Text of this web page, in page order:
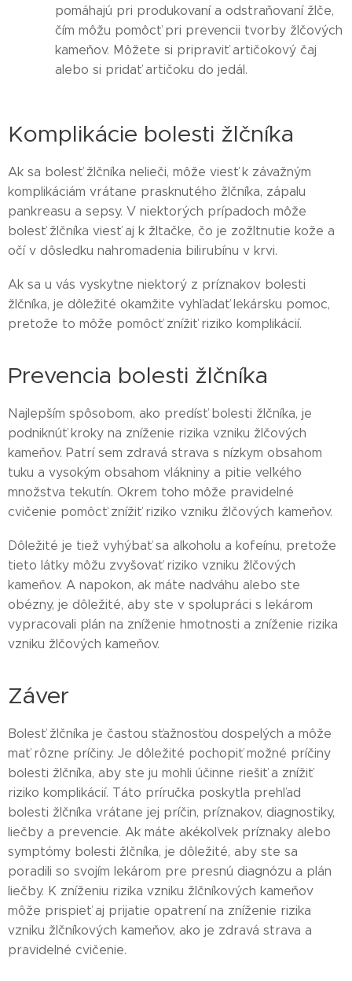
pomáhajú pri produkovaní a odstraňovaní žlče,
čím môžu pomôcť pri prevencii tvorby žlčových
kameňov. Môžete si pripraviť artičokový čaj
alebo si pridať artičoku do jedál.
Komplikácie bolesti žlčníka
Ak sa bolesť žlčníka nelieči, môže viesť k závažným
komplikáciám vrátane prasknutého žlčníka, zápalu
pankreasu a sepsy. V niektorých prípadoch môže
bolesť žlčníka viesť aj k žltačke, čo je zožltnutie kože a
očí v dôsledku nahromadenia bilirubínu v krvi.
Ak sa u vás vyskytne niektorý z príznakov bolesti
žlčníka, je dôležité okamžite vyhľadať lekársku pomoc,
pretože to môže pomôcť znížiť riziko komplikácií.
Prevencia bolesti žlčníka
Najlepším spôsobom, ako predísť bolesti žlčníka, je
podniknúť kroky na zníženie rizika vzniku žlčových
kameňov. Patrí sem zdravá strava s nízkym obsahom
tuku a vysokým obsahom vlákniny a pitie veľkého
množstva tekutín. Okrem toho môže pravidelné
cvičenie pomôcť znížiť riziko vzniku žlčových kameňov.
Dôležité je tiež vyhýbať sa alkoholu a kofeínu, pretože
tieto látky môžu zvyšovať riziko vzniku žlčových
kameňov. A napokon, ak máte nadváhu alebo ste
obézny, je dôležité, aby ste v spolupráci s lekárom
vypracovali plán na zníženie hmotnosti a zníženie rizika
vzniku žlčových kameňov.
Záver
Bolesť žlčníka je častou sťažnosťou dospelých a môže
mať rôzne príčiny. Je dôležité pochopiť možné príčiny
bolesti žlčníka, aby ste ju mohli účinne riešiť a znížiť
riziko komplikácií. Táto príručka poskytla prehľad
bolesti žlčníka vrátane jej príčin, príznakov, diagnostiky,
liečby a prevencie. Ak máte akékoľvek príznaky alebo
symptómy bolesti žlčníka, je dôležité, aby ste sa
poradili so svojím lekárom pre presnú diagnózu a plán
liečby. K zníženiu rizika vzniku žlčníkových kameňov
môže prispieť aj prijatie opatrení na zníženie rizika
vzniku žlčníkových kameňov, ako je zdravá strava a
pravidelné cvičenie.